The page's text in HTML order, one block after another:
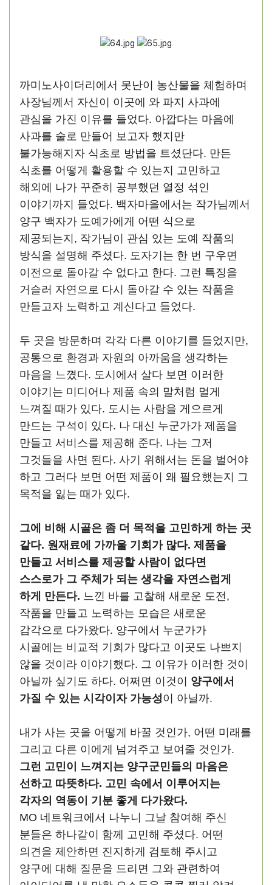
까미노사이더리에서 못난이 농산물을 체험하며
사장님께서 자신이 이곳에 와 파지 사과에
관심을 가진 이유를 들었다. 아깝다는 마음에
사과를 술로 만들어 보고자 했지만
불가능해지자 식초로 방법을 트셨단다. 만든
식초를 어떻게 활용할 수 있는지 고민하고
해외에 나가 꾸준히 공부했던 열정 섞인
이야기까지 들었다. 백자마을에서는 작가님께서
양구 백자가 도예가에게 어떤 식으로
제공되는지, 작가님이 관심 있는 도예 작품의
방식을 설명해 주셨다. 도자기는 한 번 구우면
이전으로 돌아갈 수 없다고 한다. 그런 특징을
거슬러 자연으로 다시 돌아갈 수 있는 작품을
만들고자 노력하고 계신다고 들었다.
두 곳을 방문하며 각각 다른 이야기를 들었지만,
공통으로 환경과 자원의 아까움을 생각하는
마음을 느꼈다. 도시에서 살다 보면 이러한
이야기는 미디어나 제품 속의 말처럼 멀게
느껴질 때가 있다. 도시는 사람을 게으르게
만드는 구석이 있다. 나 대신 누군가가 제품을
만들고 서비스를 제공해 준다. 나는 그저
그것들을 사면 된다. 사기 위해서는 돈을 벌어야
하고 그러다 보면 어떤 제품이 왜 필요했는지 그
목적을 잃는 때가 있다.
그에 비해 시골은 좀 더 목적을 고민하게 하는 곳
같다. 원재료에 가까울 기회가 많다. 제품을
만들고 서비스를 제공할 사람이 없다면
스스로가 그 주체가 되는 생각을 자연스럽게
하게 만든다. 느낀 바를 고찰해 새로운 도전,
작품을 만들고 노력하는 모습은 새로운
감각으로 다가왔다. 양구에서 누군가가
시골에는 비교적 기회가 많다고 이곳도 나쁘지
않을 것이라 이야기했다. 그 이유가 이러한 것이
아닐까 싶기도 하다. 어쩌면 이것이
양구에서
가질 수 있는 시각이자 가능성이 아닐까.
내가 사는 곳을 어떻게 바꿀 것인가, 어떤 미래를
그리고 다른 이에게 넘겨주고 보여줄 것인가.
그런 고민이 느껴지는 양구군민들의 마음은
선하고 따뜻하다. 고민 속에서 이루어지는
각자의 역동이 기분 좋게 다가왔다.
MO 네트워크에서 나누니 그날 참여해 주신
분들은 하나같이 함께 고민해 주셨다. 어떤
의견을 제안하면 진지하게 검토해 주시고
양구에 대해 질문을 드리면 그와 관련하여